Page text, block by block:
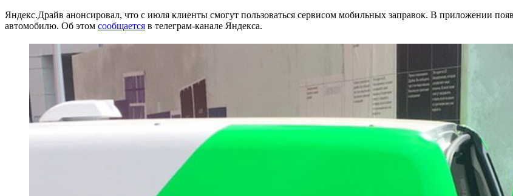
Яндекс.Драйв анонсировал, что с июля клиенты смогут пользоваться сервисом мобильных заправок. В приложении
автомобилю. Об этом сообщается в телеграм-канале Яндекса.